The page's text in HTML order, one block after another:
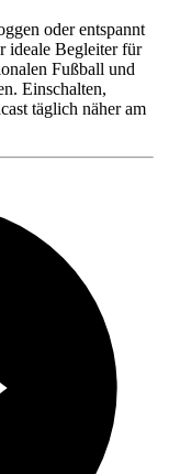
oder entspannt
ideale Begleiter für
Fußball und
Einschalten,
täglich näher am